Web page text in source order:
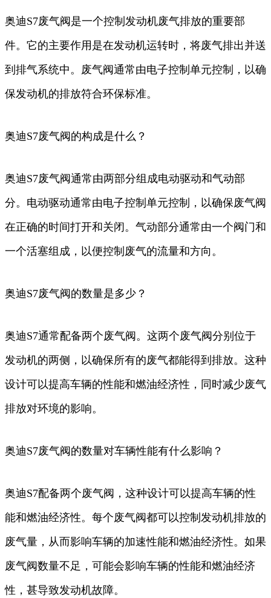
奥迪S7废气阀是一个控制发动机废气排放的重要部
件。它的主要作用是在发动机运转时，将废气排出并送
到排气系统中。废气阀通常由电子控制单元控制，以确
保发动机的排放符合环保标准。
奥迪S7废气阀的构成是什么？
奥迪S7废气阀通常由两部分组成电动驱动和气动部
分。电动驱动通常由电子控制单元控制，以确保废气阀
在正确的时间打开和关闭。气动部分通常由一个阀门和
一个活塞组成，以便控制废气的流量和方向。
奥迪S7废气阀的数量是多少？
奥迪S7通常配备两个废气阀。这两个废气阀分别位于
发动机的两侧，以确保所有的废气都能得到排放。这种
设计可以提高车辆的性能和燃油经济性，同时减少废气
排放对环境的影响。
奥迪S7废气阀的数量对车辆性能有什么影响？
奥迪S7配备两个废气阀，这种设计可以提高车辆的性
能和燃油经济性。每个废气阀都可以控制发动机排放的
废气量，从而影响车辆的加速性能和燃油经济性。如果
废气阀数量不足，可能会影响车辆的性能和燃油经济
性，甚导致发动机故障。